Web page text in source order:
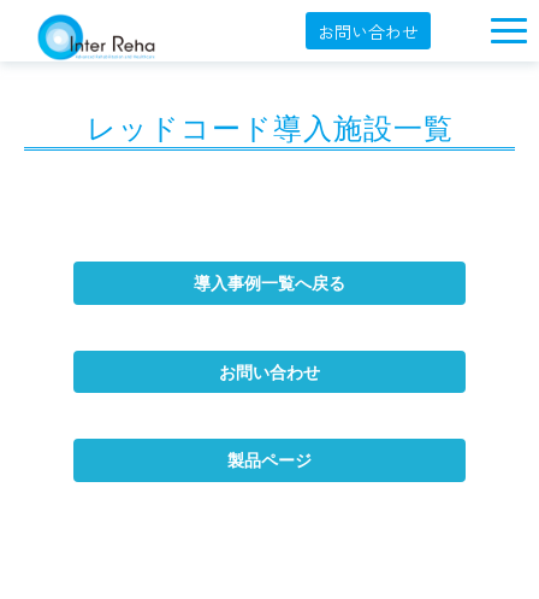
お問い合わせ
製品一覧
導入事例
オンラインショップ
レッドコード導入施設一覧
導入事例一覧へ戻る
お問い合わせ
製品ページ